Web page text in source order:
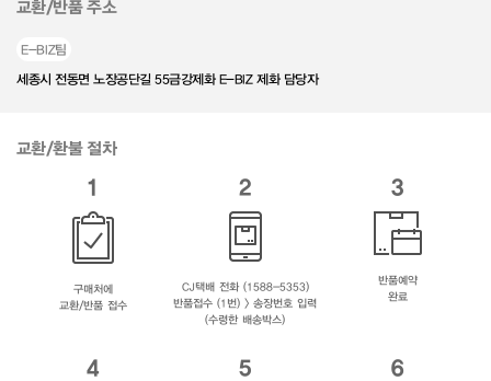
교환/반품 주소
E-BIZ팀
세종시 전동면 노장공단길 55금강제화 E-BIZ 제화 담당자
교환/환불 절차
1
구매처에
교환/반품 접수
2
CJ택배 전화 (1588-5353)
반품접수 (1번) > 송장번호 입력
(수령한 배송박스)
3
반품예약
완료
4 5 6